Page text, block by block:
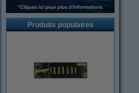
Produits populaires